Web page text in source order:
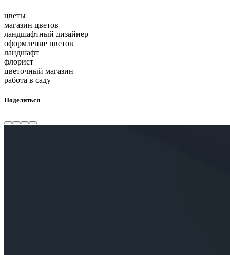
цветы
магазин цветов
ландшафтный дизайнер
оформление цветов
ландшафт
флорист
цветочный магазин
работа в саду
Поделиться